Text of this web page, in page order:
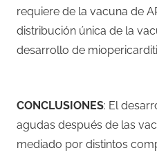
requiere de la vacuna de
distribución única de la
desarrollo de
CONCLUSIONES: El
agudas después de las
mediado por distintos